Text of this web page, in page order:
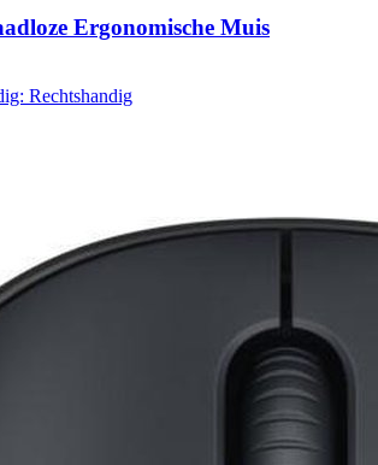
Ergonomische Muis
Rechtshandig